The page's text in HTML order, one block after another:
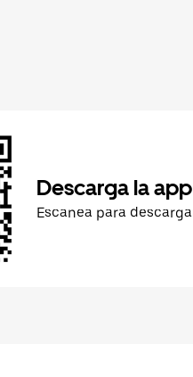
Descarga la
Escanea para